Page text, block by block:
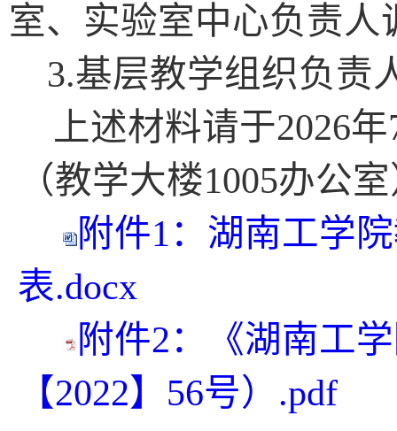
室、 实验室中心负责人
3.基层教学组织负责
上述材料请于2026年
（教学大楼1005办公室
附件1：湖南工学
表.docx
附件2：《湖南工
【2022】56号）.pdf